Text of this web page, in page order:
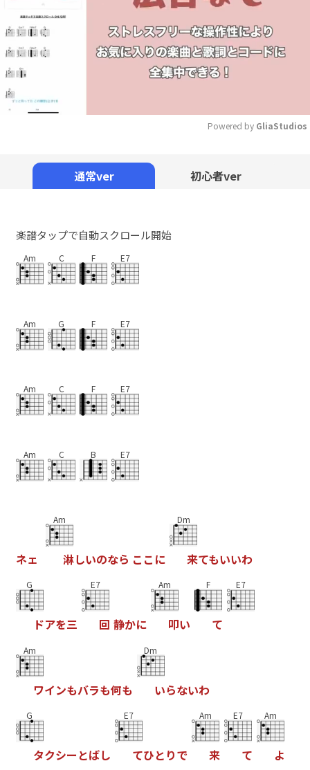
Powered by GliaStudios
通常ver 初心者ver
楽譜タップで自動スクロール開始
Am C F E7
Am G F E7
Am C F E7
Am C B E7
ネェ
Am
淋しいのなら こ こ に
Dm
来てもいいわ
G
ドアを三
E7
回 静かに
Am
叩い
F
て
E7
Am
ワインもバラも何も
Dm
いらないわ
G
タクシー とばし
E7
てひと りで
Am
来
E7
て
Am
よ